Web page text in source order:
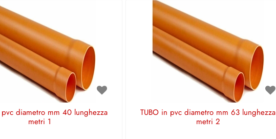
pvc diametro mm 40 lunghezza
metri 1
TUBO in pvc diametro mm 63 lunghezza
metri 2